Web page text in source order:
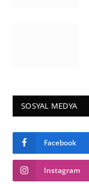
SOSYAL MEDYA
Facebook
Instagram